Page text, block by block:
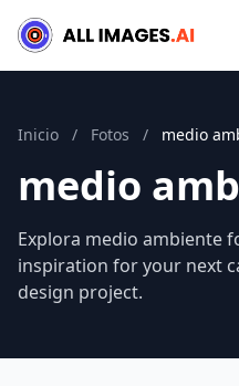
Inicio / Fotos / medio
medio
Explora medio ambiente
inspiration for your next
design project.